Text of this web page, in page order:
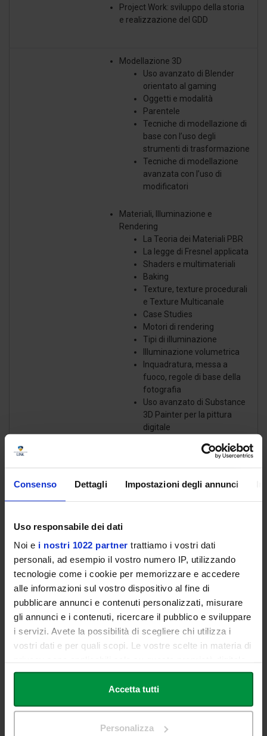
Consenso Dettagli Impostazioni degli annunci
Uso responsabile dei dati
Noi e i nostri 1022 partner trattiamo i vostri dati
personali, ad esempio il vostro numero IP, utilizzando
tecnologie come i cookie per memorizzare e accedere
alle informazioni sul vostro dispositivo al fine di
pubblicare annunci e contenuti personalizzati, misurare
gli annunci e i contenuti, ricercare il pubblico e sviluppare
i servizi. Avete la possibilità di scegliere chi utilizza i
vostri dati e per quali scopi. Le vostre scelte in materia di
in cui avete effettuato le vostre scelte. È possibile
modificare o revocare il proprio consenso in qualsiasi
momento dalla Dichiarazione sui cookie o facendo clic
Accetta tutti
Personalizza
Project Work: sviluppo della storia
e realizzazione del GDD
Grafica 3D,
Rendering e
Modellazione 3D
Uso avanzato di Blender
orientato al gaming
Oggetti e modalità
Parentele
Tecniche di modellazione di
base con l’uso degli
strumenti di trasformazione
Tecniche di modellazione
avanzata con l’uso di
modificatori
Materiali, Illuminazione e
Rendering
La Teoria dei Materiali PBR
La legge di Fresnel applicata
Shaders e multimateriali
Baking
Texture, texture procedurali
e Texture Multicanale
Case Studies
Motori di rendering
Tipi di illuminazione
Illuminazione volumetrica
Inquadratura, messa a
fuoco, regole di base della
fotografia
Uso avanzato di Substance
3D Painter per la pittura
digitale
Mixer per la realizzazione di
Texture PBR
multipiattaforma
Texture PBR
produzione
Animazione, simulazioni, fisica ed
effetti speciali
Animazione per Keyframes,
con i Constraints e con i
Modificatori
e Collision)
Simulazioni di tessuti, fluidi,
fratture e distese d’acqua